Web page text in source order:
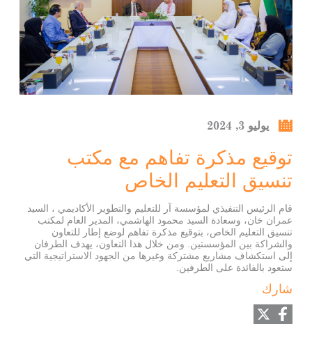
يوليو 3, 2024
توقيع مذكرة تفاهم مع مكتب
تنسيق التعليم الخاص
قام الرئيس التنفيذي لمؤسسة آر للتعليم والتطوير الأكاديمي ، السيد
عمران خان، وسعادة السيد محمود الهاشمي، المدير العام لمكتب
تنسيق التعليم الخاص، بتوقيع مذكرة تفاهم لوضع إطار للتعاون
والشراكة بين المؤسستين. ومن خلال هذا التعاون، يهدف الطرفان
إلى استكشاف مشاريع مشتركة وغيرها من الجهود الاستراتيجية التي
ستعود بالفائدة على الطرفين.
شارك